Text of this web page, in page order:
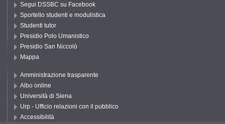
Segui DSSBC su Facebook
Sportello studenti e modulistica
Studenti tutor
Presidio Polo Umanistico
Presidio San Niccolò
Mappa
Amministrazione trasparente
Albo online
Università di Siena
Urp - Ufficio relazioni con il pubblico
Accessibilità